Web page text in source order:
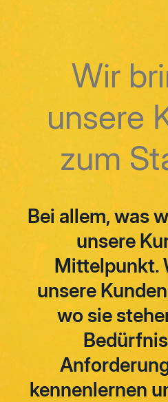
Wir
unsere
zum
Bei allem, was
unsere
Mittelpunkt.
unsere
wo sie
kennenlernen